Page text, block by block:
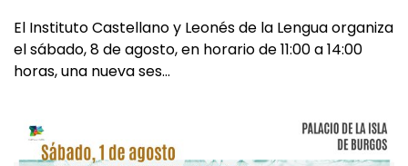
El Instituto Castellano y Leonés de la Lengua organiza
el sábado, 8 de agosto, en horario de 11:00 a 14:00
horas, una nueva ses…